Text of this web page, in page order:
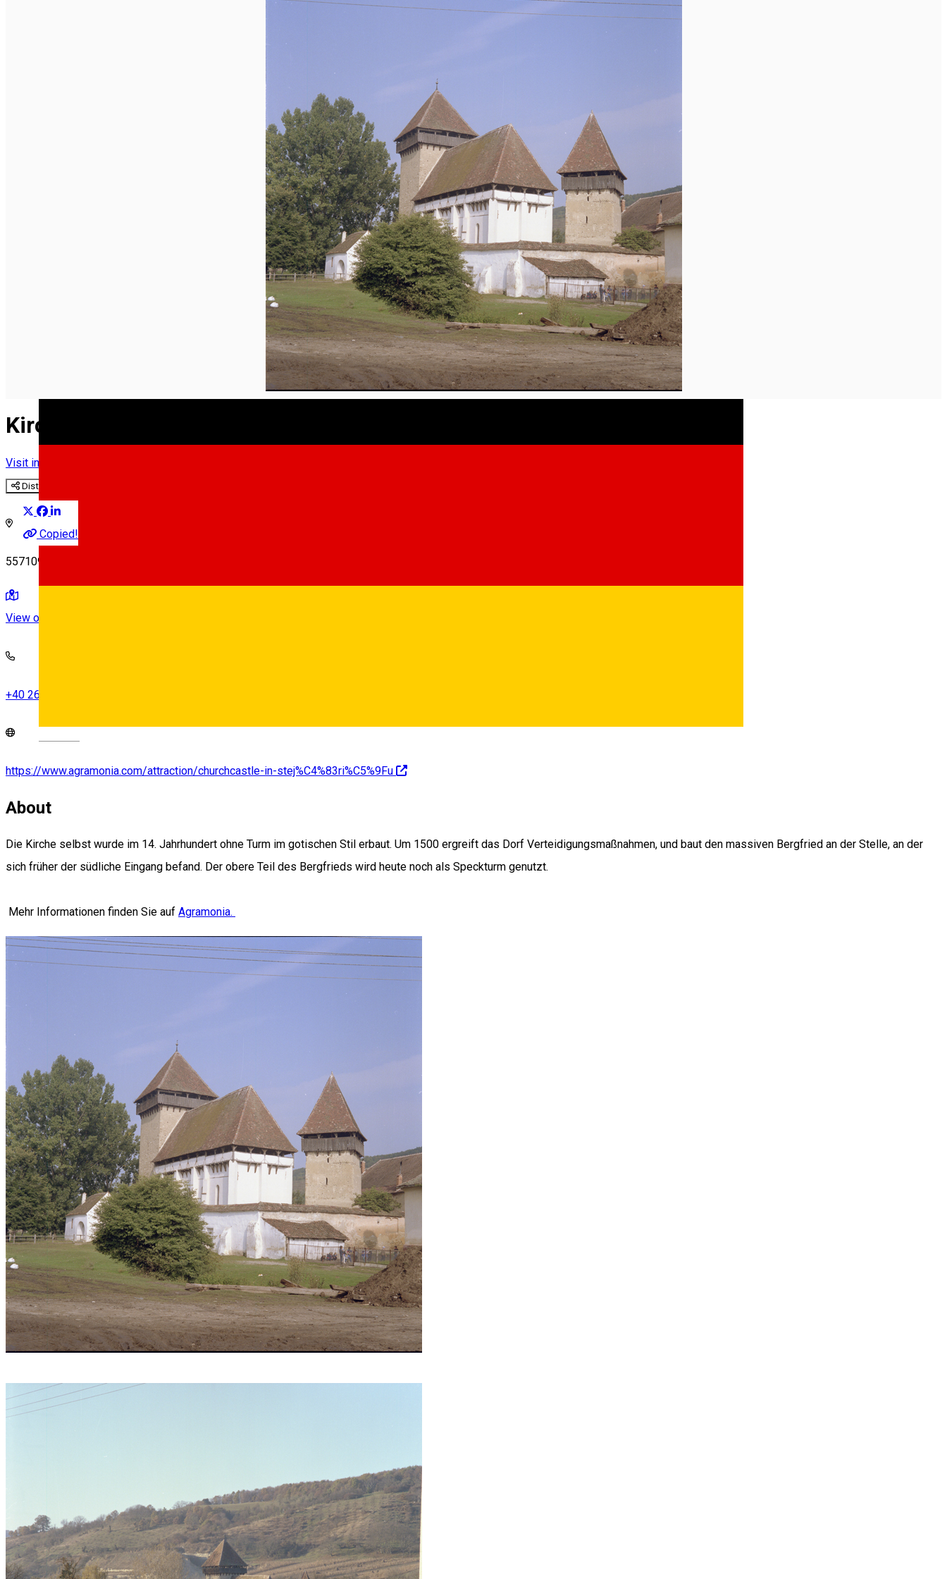
Kirchenburg Probstdorf
Visit in Sibiu County
Distribuie
Copied!
557109 Stejărișu, Romania
View on map
+40 269 709 470
https://www.agramonia.com/attraction/churchcastle-in-stej%C4%83ri%C5%9Fu
About
Die Kirche selbst wurde im 14. Jahrhundert ohne Turm im gotischen Stil erbaut. Um 1500 ergreift das Dorf Verteidigungsmaßnahmen, und baut den massiven Bergfried an der Stelle, an der
sich früher der südliche Eingang befand. Der obere Teil des Bergfrieds wird heute noch als Speckturm genutzt.
Mehr Informationen finden Sie auf Agramonia.